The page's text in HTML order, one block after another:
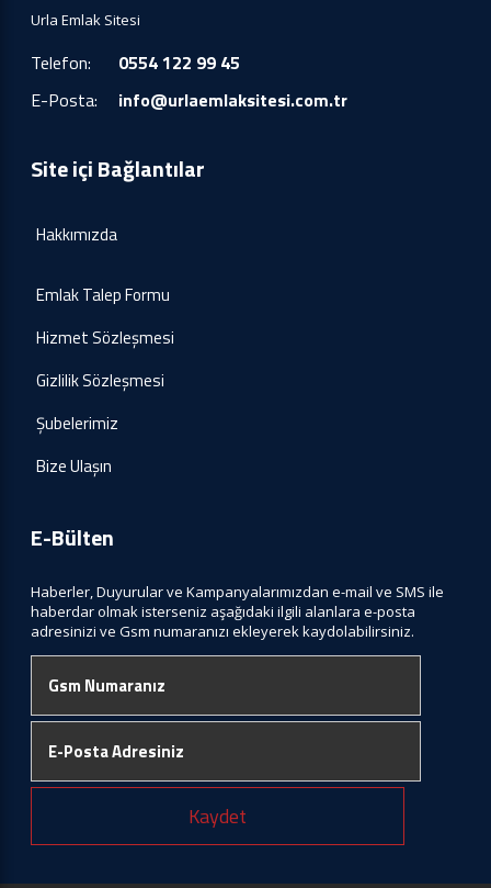
Urla Emlak Sitesi
Telefon:
0554 122 99 45
E-Posta:
info@urlaemlaksitesi.com.tr
Site içi Bağlantılar
Hakkımızda
Emlak Talep Formu
Hizmet Sözleşmesi
Gizlilik Sözleşmesi
Şubelerimiz
Bize Ulaşın
E-Bülten
Haberler, Duyurular ve Kampanyalarımızdan e-mail ve SMS ile
haberdar olmak isterseniz aşağıdaki ilgili alanlara e-posta
adresinizi ve Gsm numaranızı ekleyerek kaydolabilirsiniz.
Kaydet